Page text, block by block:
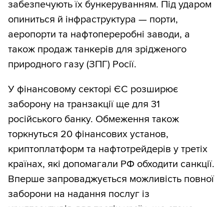
забезпечують їх бункеруванням. Під ударом
опиниться й інфраструктура — порти,
аеропорти та нафтопереробні заводи, а
також продаж танкерів для зрідженого
природного газу (ЗПГ) Росії.
У фінансовому секторі ЄС розширює
заборону на транзакції ще для 31
російського банку. Обмеження також
торкнуться 20 фінансових установ,
криптоплатформ та нафтотрейдерів у третіх
країнах, які допомагали РФ обходити санкції.
Вперше запроваджується можливість повної
заборони на надання послуг із